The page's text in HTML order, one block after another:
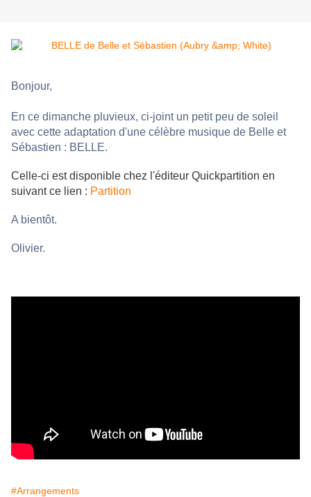
Bonjour,
En ce dimanche pluvieux, ci-joint un petit peu de soleil
avec cette adaptation d'une célèbre musique de Belle et
Sébastien : BELLE.
Celle-ci est disponible chez l'éditeur Quickpartition en
suivant ce lien : Partition
A bientôt.
Olivier.
#Arrangements